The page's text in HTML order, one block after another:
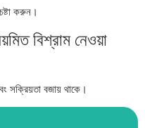
করুন।
বিশ্রাম নেওয়া
সক্রিয়তা বজায় থাকে।